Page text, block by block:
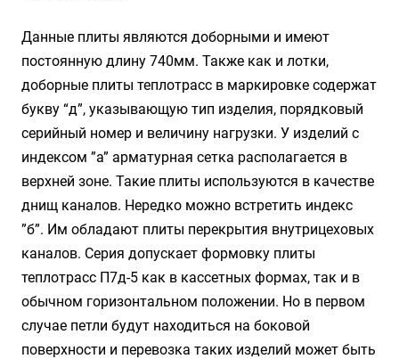
Данные плиты являются доборными и имеют
постоянную длину 740мм. Также как и лотки,
доборные плиты теплотрасс в маркировке содержат
букву “д”, указывающую тип изделия, порядковый
серийный номер и величину нагрузки. У изделий с
индексом ”а” арматурная сетка располагается в
верхней зоне. Такие плиты используются в качестве
днищ каналов. Нередко можно встретить индекс
”б”. Им обладают плиты перекрытия внутрицеховых
каналов. Серия допускает формовку плиты
теплотрасс П7д-5 как в кассетных формах, так и в
обычном горизонтальном положении. Но в первом
случае петли будут находиться на боковой
поверхности и перевозка таких изделий может быть